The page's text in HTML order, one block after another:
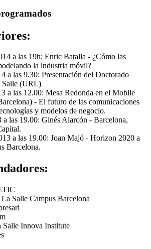
a las 19h: Enric Batalla - ¿Cómo las
la industria móvil?
a las 9.30: Presentación del Doctorado
Salle (URL)
a las 12.00: Mesa Redonda en el Mobile
- El futuro de las comunicaciones
y modelos de negocio.
a las 19.00: Ginés Alarcón - Barcelona,
a las 19.00: Joan Majó - Horizon 2020 a
Barcelona.
Salle Campus Barcelona
Salle Innova Institute